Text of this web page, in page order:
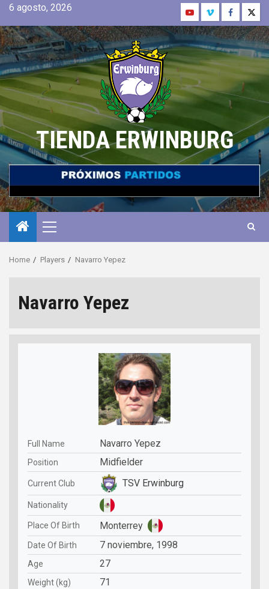
6 agosto, 2026
TIENDA ERWINBURG
Home Players Navarro Yepez
Navarro Yepez
Full Name Navarro Yepez
Position Midfielder
Current Club TSV Erwinburg
Nationality
Place Of Birth Monterrey
Date Of Birth 7 noviembre, 1998
Age 27
Weight (kg) 71